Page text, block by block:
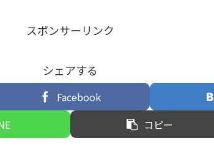
スポンサーリンク
シェアする
Facebook
コピー